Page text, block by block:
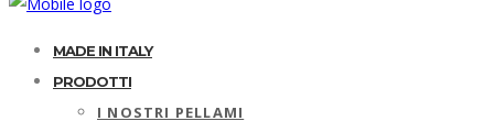
MADE IN ITALY
PRODOTTI
I NOSTRI PELLAMI